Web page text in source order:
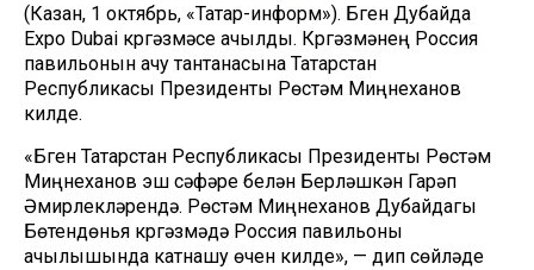
(Казан, 1 октябрь, «Татар-информ»). Бүген Дубайда
Expo Dubai күргәзмәсе ачылды. Күргәзмәнең Россия
павильонын ачу тантанасына Татарстан
Республикасы Президенты Рөстәм Миңнеханов
килде.
«Бүген Татарстан Республикасы Президенты Рөстәм
Миңнеханов эш сәфәре белән Берләшкән Гарәп
Әмирлекләрендә. Рөстәм Миңнеханов Дубайдагы
Бөтендөнья күргәзмәдә Россия павильоны
ачылышында катнашу өчен килде», — дип сөйләде